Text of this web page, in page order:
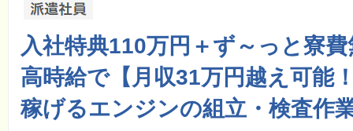
入社特典110万円＋ず～っと寮
高時給で【月収31万円越え可能
稼げるエンジンの組立・検査作